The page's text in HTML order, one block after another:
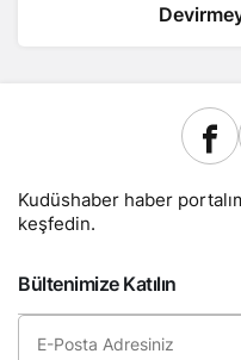
Kudüshaber haber
keşfedin.
Bültenimize Katılın